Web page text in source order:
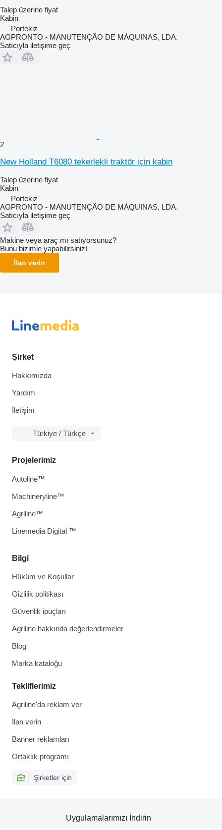
Talep üzerine fiyat
Kabin
Portekiz
AGPRONTO - MANUTENÇÃO DE MÁQUINAS, LDA.
Satıcıyla iletişime geç
2
New Holland T6080 tekerlekli traktör için kabin
Talep üzerine fiyat
Kabin
Portekiz
AGPRONTO - MANUTENÇÃO DE MÁQUINAS, LDA.
Satıcıyla iletişime geç
Makine veya araç mı satıyorsunuz?
Bunu bizimle yapabilirsiniz!
İlan verin
Şirket
Hakkımızda
Yardım
İletişim
Türkiye / Türkçe
Bilgi
Hüküm ve Koşullar
Gizlilik politikası
Güvenlik ipuçları
Agriline hakkında değerlendirmeler
Blog
Marka kataloğu
Tekliflerimiz
Agriline'da reklam ver
İlan verin
Banner reklamları
Ortaklık programı
Şirketler için
Projelerimiz
Autoline™
Machineryline™
Agriline™
Linemedia Digital ™
Uygulamalarımızı İndirin